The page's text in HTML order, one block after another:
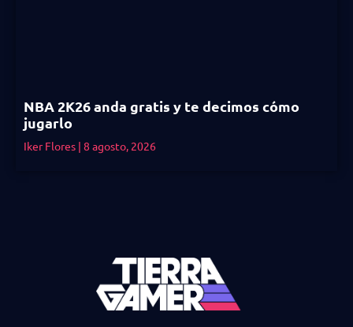
NBA 2K26 anda gratis y te decimos cómo
jugarlo
Iker Flores 8 agosto, 2026